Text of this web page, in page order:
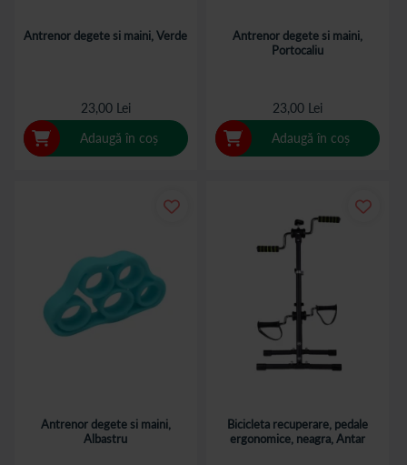
Antrenor degete si maini, Verde
23,00 Lei
Adaugă în coș
Antrenor degete si maini,
Portocaliu
23,00 Lei
Adaugă în coș
Antrenor degete si maini,
Albastru
Bicicleta recuperare, pedale
ergonomice, neagra, Antar